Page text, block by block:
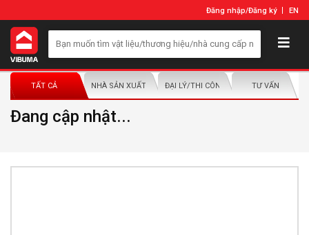
Đăng nhập/Đăng ký EN
TẤT CẢ NHÀ SẢN XUẤT/NHÀ PHÂN PHỐIĐẠI LÝ/THI CÔNG LẮP ĐẶTTƯ VẤN
Đang cập nhật...